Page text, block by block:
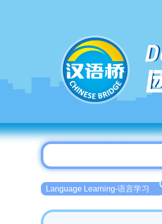
Language Learning-语言学习